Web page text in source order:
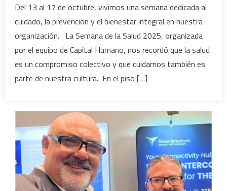
Del 13 al 17 de octubre, vivimos una semana dedicada al
cuidado, la prevención y el bienestar integral en nuestra
organización. La Semana de la Salud 2025, organizada
por el equipo de Capital Humano, nos recordó que la salud
es un compromiso colectivo y que cuidarnos también es
parte de nuestra cultura. En el piso […]